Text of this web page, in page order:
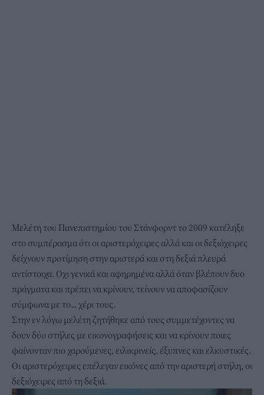
Μελέτη του Πανεπιστημίου του Στάνφορντ το 2009 κατέληξε
στο συμπέρασμα ότι οι αριστερόχειρες αλλά και οι δεξιόχειρες
δείχνουν προτίμηση στην αριστερά και στη δεξιά πλευρά
αντίστοιχα. Οχι γενικά και αφηρημένα αλλά όταν βλέπουν δυο
πράγματα και πρέπει να κρίνουν, τείνουν να αποφασίζουν
σύμφωνα με το... χέρι τους.
Στην εν λόγω μελέτη ζητήθηκε από τους συμμετέχοντες να
δουν δύο στήλες με εικονογραφήσεις και να κρίνουν ποιες
φαίνονταν πιο χαρούμενες, ειλικρινείς, έξυπνες και ελκυστικές.
Οι αριστερόχειρες επέλεγαν εικόνες από την αριστερή στήλη, οι
δεξιόχειρες από τη δεξιά.